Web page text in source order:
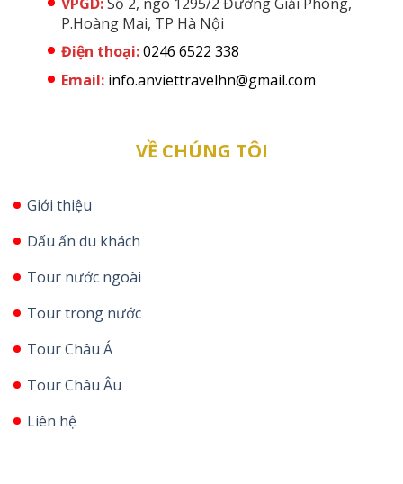
P.Hoàng Mai, TP Hà Nội
Điện thoại:0246 6522 338
Email: info.anviettravelhn@gmail.com
VỀ CHÚNG TÔI
Giới thiệu
Dấu ấn du khách
Tour nước ngoài
Tour trong nước
Tour Châu Á
Tour Châu Âu
Liên hệ